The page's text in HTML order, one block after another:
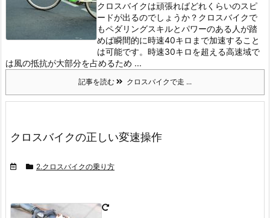
クロスバイクは頑張ればどれくらいのスピ
ードが出るのでしょうか？ クロスバイクで
もペダリングスキルとパワーのある人が踏
めば瞬間的に時速40キロまで加速すること
は可能です。 時速30キロを超える高速域で
は風の抵抗が大部分を占めるため ...
記事を読む クロスバイクで走 ...
クロスバイクの正しい変速操作
2.クロスバイクの乗り方